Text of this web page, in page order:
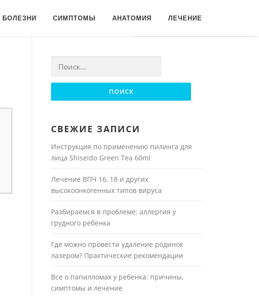
БОЛЕЗНИ СИМПТОМЫ АНАТОМИЯ ЛЕЧЕНИЕ
Найти:
СВЕЖИЕ ЗАПИСИ
Инструкция по применению пилинга для
лица Shiseido Green Tea 60ml
Лечение ВПЧ 16, 18 и других
высокоонкогенных типов вируса
Разбираемся в проблеме: аллергия у
грудного ребенка
Где можно провести удаление родинок
лазером? Практические рекомендации
Все о папилломах у ребенка: причины,
симптомы и лечение
Для любых предложений по